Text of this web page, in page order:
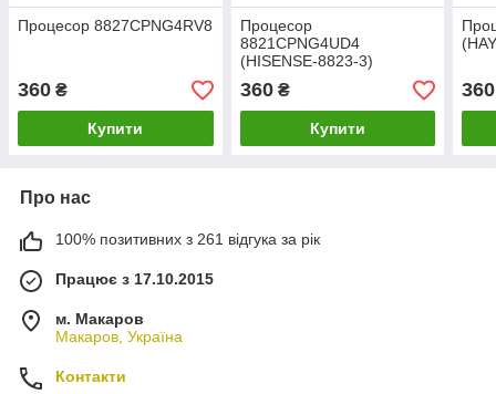
Процесор 8827CPNG4RV8
360 ₴
Купити
Процесор
8821CPNG4UD4
(HISENSE-8823-3)
360₴
Купити
360
Про нас
100% позитивних з 261 відгука за рік
Працює з 17.10.2015
м. Макаров
Макаров, Україна
Контакти